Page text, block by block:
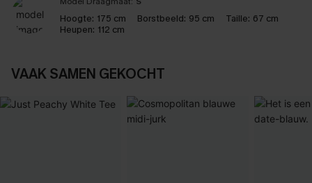
Hoogte: 175 cm Borstbeeld: 95 cm Taille: 67 cm
Heupen: 112 cm
VAAK SAMEN GEKOCHT